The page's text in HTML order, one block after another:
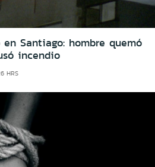
Santiago: hombre quemó
incendio
HRS